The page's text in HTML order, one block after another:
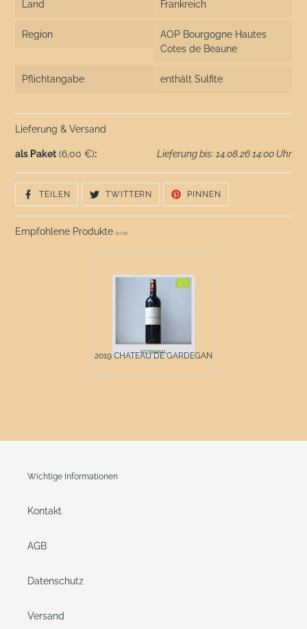
Land Frankreich
Region
AOP Bourgogne Hautes
Cotes de Beaune
Pflichtangabe enthält Sulfite
Lieferung & Versand
als Paket (6,00 €): Lieferung bis: 14.08.26 14:00 Uhr
TEILENAUF
FACEBOOK
TEILEN
TWITTERN
TWITTER
TWITTERN
PINNEN
PINNEN
Empfohlene Produkte (1/2)
2019 CHATEAU DE GARDEGAN ...
Wichtige Informationen
Kontakt
AGB
Datenschutz
Versand